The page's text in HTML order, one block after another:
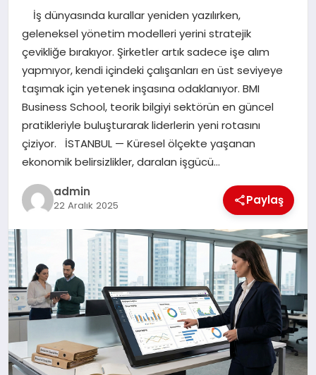
MAGAZIN
SAĞLIK
SIYASET
SPOR
TEKNOLOJI
YAŞAM
İş dünyasında kurallar yeniden yazılırken,
geleneksel yönetim modelleri yerini stratejik
çevikliğe bırakıyor. Şirketler artık sadece işe alım
yapmıyor, kendi içindeki çalışanları en üst seviyeye
taşımak için yetenek inşasına odaklanıyor. BMI
Business School, teorik bilgiyi sektörün en güncel
pratikleriyle buluşturarak liderlerin yeni rotasını
çiziyor. İSTANBUL — Küresel ölçekte yaşanan
ekonomik belirsizlikler, daralan işgücü…
admin
22 Aralık 2025 Paylaş